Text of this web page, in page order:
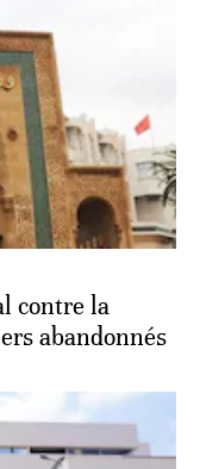
contre la
abandonnés